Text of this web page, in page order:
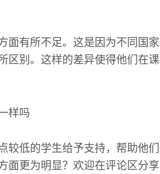
面有所不足。这是因为不同国家
区别。这样的差异使得他们在课
较低的学生给予支持，帮助他们
面更为明显？欢迎在评论区分享